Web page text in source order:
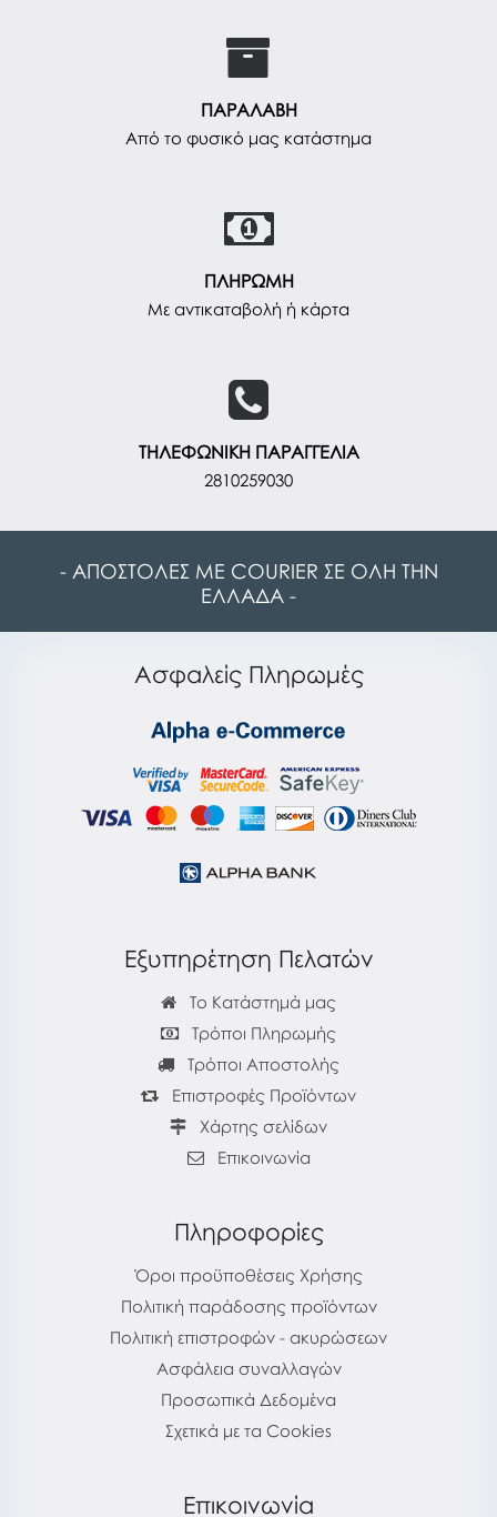
ΠΑΡΑΛΑΒΗ
Από το φυσικό μας κατάστημα
ΠΛΗΡΩΜΗ
Με αντικαταβολή ή κάρτα
ΤΗΛΕΦΩΝΙΚΗ ΠΑΡΑΓΓΕΛΙΑ
2810259030
- ΑΠΟΣΤΟΛΕΣ ΜΕ COURIER ΣΕ ΟΛΗ ΤΗΝ
ΕΛΛΑΔΑ -
Ασφαλείς Πληρωμές
Εξυπηρέτηση Πελατών
Το Κατάστημά μας
Τρόποι Πληρωμής
Τρόποι Αποστολής
Επιστροφές Προϊόντων
Χάρτης σελίδων
Επικοινωνία
Πληροφορίες
Όροι προϋποθέσεις Χρήσης
Πολιτική παράδοσης προϊόντων
Πολιτική επιστροφών - ακυρώσεων
Ασφάλεια συναλλαγών
Προσωπικά Δεδομένα
Σχετικά με τα Cookies
Επικοινωνία